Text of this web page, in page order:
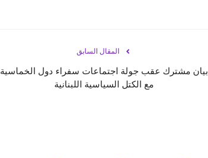
المقال السابق
بيان مشترك عقب جولة اجتماعات سفراء دول الخماسية
مع الكتل السياسية اللبنانية